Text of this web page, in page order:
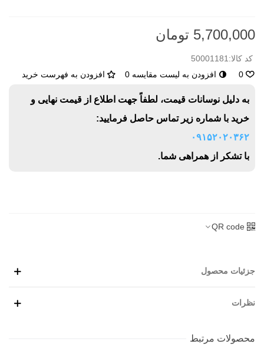
5,700,000 تومان
کد کالا: 50001181
0
افزودن به لیست مقایسه 0 افزودن به فهرست خرید
به دلیل نوسانات قیمت، لطفاً جهت اطلاع از قیمت نهایی و
خرید با شماره زیر تماس حاصل فرمایید:
۰۹۱۵۲۰۲۰۳۶۲
با تشکر از همراهی شما.
QR code
جزئیات محصول
نظرات
محصولات مرتبط